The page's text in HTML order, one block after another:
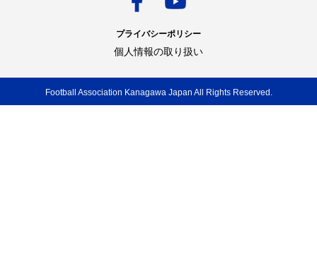
プライバシーポリシー
個人情報の取り扱い
Football Association Kanagawa Japan All Rights Reserved.